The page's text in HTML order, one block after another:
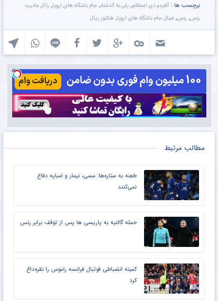
برچسب ها : آلفردو دی استفانو, پلی به گذشته, جام باشگاه های اروپا, رئال مادرید-
رنس, رنس, فینال جام باشگاه های اروپا, هکتور ریال
مطالب مرتبط
طعنه به ستاره‌ها: مسی، نیمار و امباپه دفاع
نمی‌کنند
حمله گالتیه به پاریسی ها پس از توقف برابر رنس
کمیته انضباطی فوتبال فرانسه راموس را نقره‌داغ
کرد